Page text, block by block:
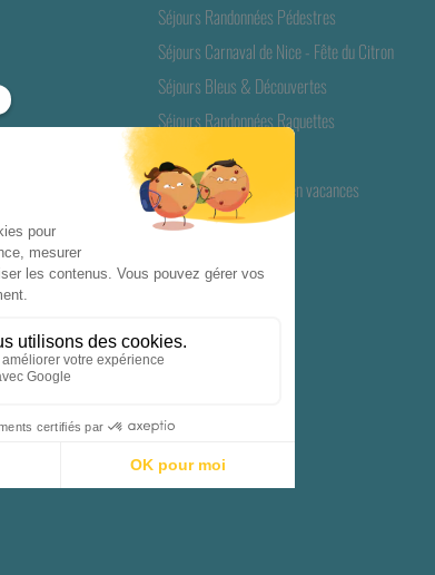
Séjours Randonnées Pédestres
Séjours Carnaval de Nice - Fête du Citron
Séjours Bleus & Découvertes
Séjours Randonnées Raquettes
Longs Séjours Séniors
Séjours ANCV Seniors en vacances